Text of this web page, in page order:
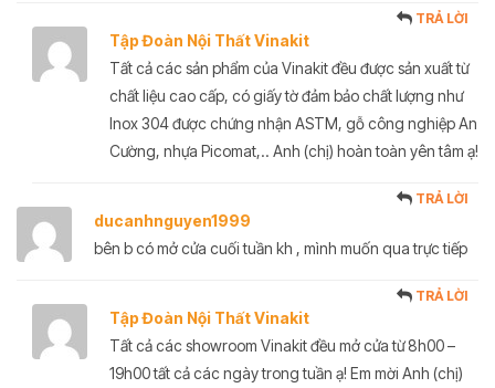
Tập Đoàn Nội Thất Vinakit
TRẢ LỜI
Tất cả các sản phẩm của Vinakit đều được sản xuất từ
chất liệu cao cấp, có giấy tờ đảm bảo chất lượng như
Inox 304 được chứng nhận ASTM, gỗ công nghiệp An
Cường, nhựa Picomat,.. Anh (chị) hoàn toàn yên tâm ạ!
ducanhnguyen1999
TRẢ LỜI
bên b có mở cửa cuối tuần kh , mình muốn qua trực tiếp
Tập Đoàn Nội Thất Vinakit
TRẢ LỜI
Tất cả các showroom Vinakit đều mở cửa từ 8h00 –
19h00 tất cả các ngày trong tuần ạ! Em mời Anh (chị)